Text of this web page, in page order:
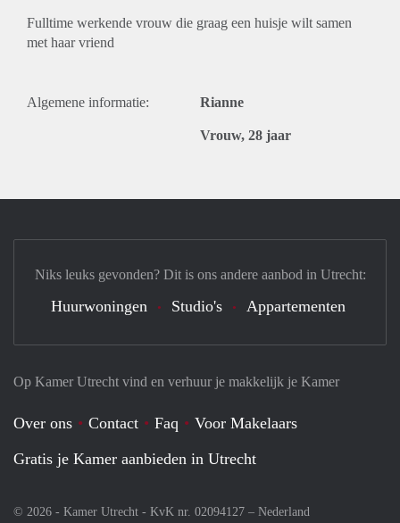
Fulltime werkende vrouw die graag een huisje wilt samen
met haar vriend
Algemene informatie: Rianne
Vrouw, 28 jaar
Op Kamer Utrecht vind en verhuur je makkelijk je Kamer
Over ons Contact Faq
Voor Makelaars
Gratis je Kamer aanbieden in Utrecht
© 2026 - Kamer Utrecht - KvK nr. 02094127 – Nederland
Niks leuks gevonden? Dit is ons andere aanbod in Utrecht:
Huurwoningen Studio's Appartementen